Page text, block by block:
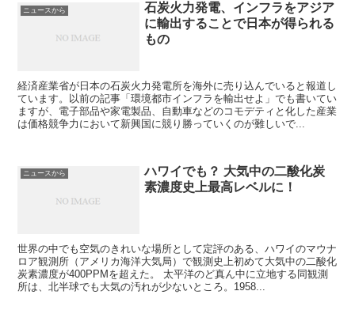
ニュースから
石炭火力発電、インフラをアジア
に輸出することで日本が得られる
もの
経済産業省が日本の石炭火力発電所を海外に売り込んでいると報道し
ています。以前の記事「環境都市インフラを輸出せよ」でも書いてい
ますが、電子部品や家電製品、自動車などのコモデティと化した産業
は価格競争力において新興国に競り勝っていくのが難しいで...
ニュースから
ハワイでも？ 大気中の二酸化炭
素濃度史上最高レベルに！
世界の中でも空気のきれいな場所として定評のある、ハワイのマウナ
ロア観測所（アメリカ海洋大気局）で観測史上初めて大気中の二酸化
炭素濃度が400PPMを超えた。 太平洋のど真ん中に立地する同観測
所は、北半球でも大気の汚れが少ないところ。1958...